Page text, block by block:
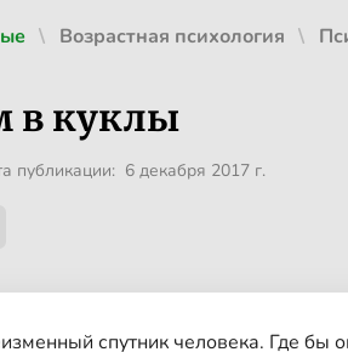
Возрастная психология
в куклы
публикации: 6 декабря 2017 г.
спутник человека. Где бы